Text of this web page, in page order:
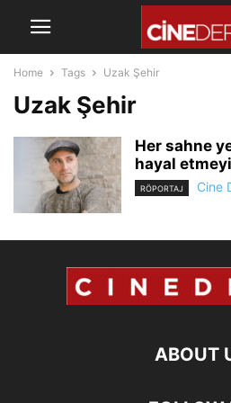
Home Tags Uzak Şehir
Uzak Şehir
Her sahne
hayal
RÖPORTAJ Cine
ABOUT